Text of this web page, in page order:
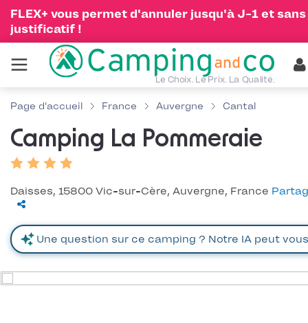
FLEX+ vous permet d'annuler jusqu'à J-1 et sans
justificatif !
Le Choix. Le Prix. La Qualité.
Page d'accueil France Auvergne Cantal
Camping La Pommeraie
Daisses, 15800 Vic-sur-Cère, Auvergne, France